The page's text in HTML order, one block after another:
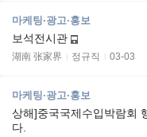
마케팅·광고·홍보
보석전시관
湖南 张家界 정규직 03-03
마케팅·광고·홍보
상해]중국국제수입박람회
다.